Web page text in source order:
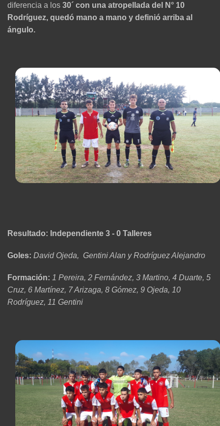
diferencia a los 30´ con una atropellada del N° 10
Rodríguez, quedó mano a mano y definió arriba al
ángulo.
Resultado: Independiente 3 - 0 Talleres
Goles: David Ojeda, Gentini Alan y Rodríguez Alejandro
Formación: 1 Pereira, 2 Fernández, 3 Martino, 4 Duarte, 5
Cruz, 6 Martínez, 7 Arizaga, 8 Gómez, 9 Ojeda, 10
Rodríguez, 11 Gentini